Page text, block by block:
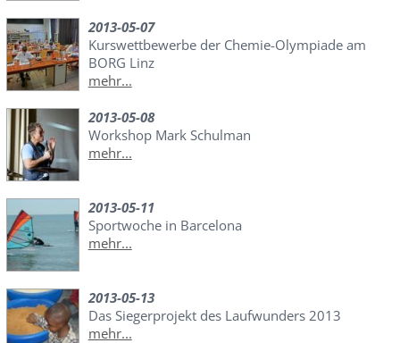
2013-05-07
Kurswettbewerbe der Chemie-Olympiade am
BORG Linz
mehr...
2013-05-08
Workshop Mark Schulman
mehr...
2013-05-11
Sportwoche in Barcelona
mehr...
2013-05-13
Das Siegerprojekt des Laufwunders 2013
mehr...